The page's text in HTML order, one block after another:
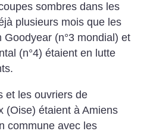
sombres dans les
plusieurs mois que les
Goodyear (n°3 mondial) et
(n°4) étaient en lutte
et les ouvriers de
(Oise) étaient à Amiens
commune avec les